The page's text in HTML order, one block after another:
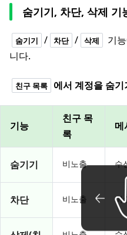
숨기기, 차단, 삭제 기
숨기기 / 차단 / 삭제
기
니다.
친구 목록 에서 계정을 숨
기능
친구 목
록
메
숨기기 비노출 수
차단 비노출 비